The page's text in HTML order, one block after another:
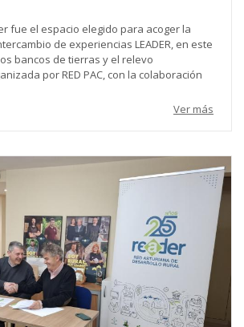
fue el espacio elegido para acoger la
de experiencias LEADER, en este
bancos de tierras y el relevo
por RED PAC, con la colaboración
Ver más